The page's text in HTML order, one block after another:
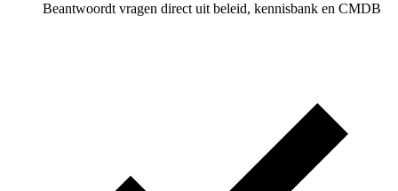
Beantwoordt vragen direct uit beleid, kennisbank en CMDB